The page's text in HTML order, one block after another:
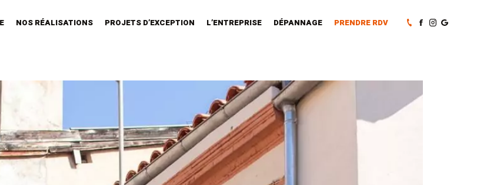
NOS RÉALISATIONS PROJETS D’EXCEPTION L’ENTREPRISE DÉPANNAGE PRENDRE RDV